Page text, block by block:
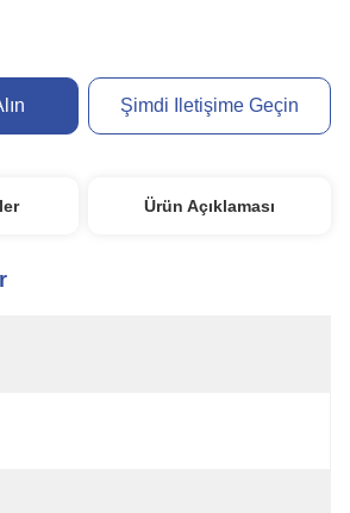
Şimdi Iletişime Geçin
Ürün Açıklaması